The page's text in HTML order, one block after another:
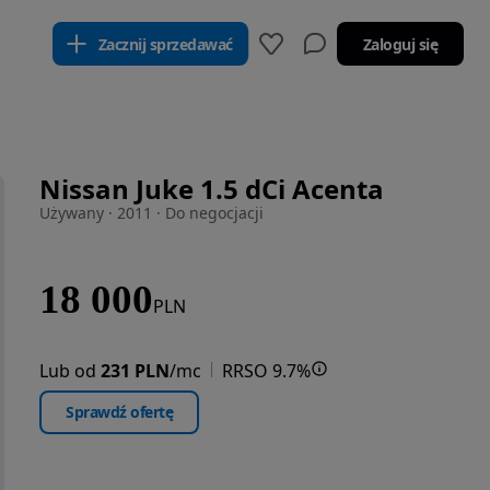
Zacznij sprzedawać Zaloguj się
Nissan Juke 1.5 dCi Acenta
Używany · 2011 · Do negocjacji
18 000PLN
Lub od 231 PLN/mc RRSO 9.7%
Sprawdź ofertę